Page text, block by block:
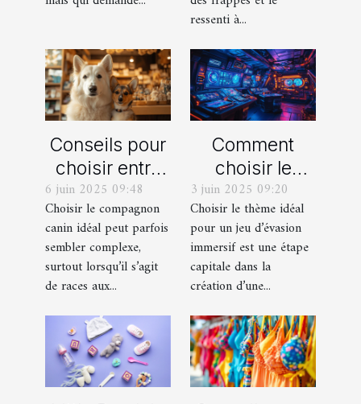
ressenti à...
Conseils pour
choisir entre
un berger
blanc suisse
et un berger
américain
miniature
6 juin 2025 09:48
Choisir le compagnon
canin idéal peut parfois
sembler complexe,
surtout lorsqu’il s’agit
de races aux...
Comment
choisir le
thème parfait
pour votre
prochain jeu
d'évasion
immersif
3 juin 2025 09:20
Choisir le thème idéal
pour un jeu d’évasion
immersif est une étape
capitale dans la
création d’une...